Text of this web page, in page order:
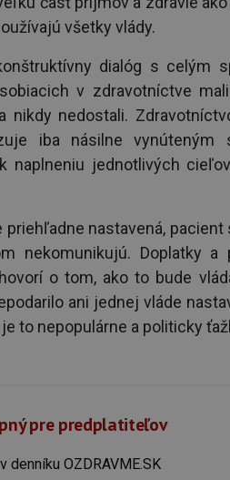
všetky vlády.
dialóg s celým
v zdravotníctve
nikdy nedostali.
iba násilne vynúteným
naplneniu jednotlivých
nastavená,
nekomunikujú. Doplatky
o tom, ako to bude
ani jednej vláde
to nepopulárne a politicky
pre predplatiteľov
denníku OZDRAVME.SK